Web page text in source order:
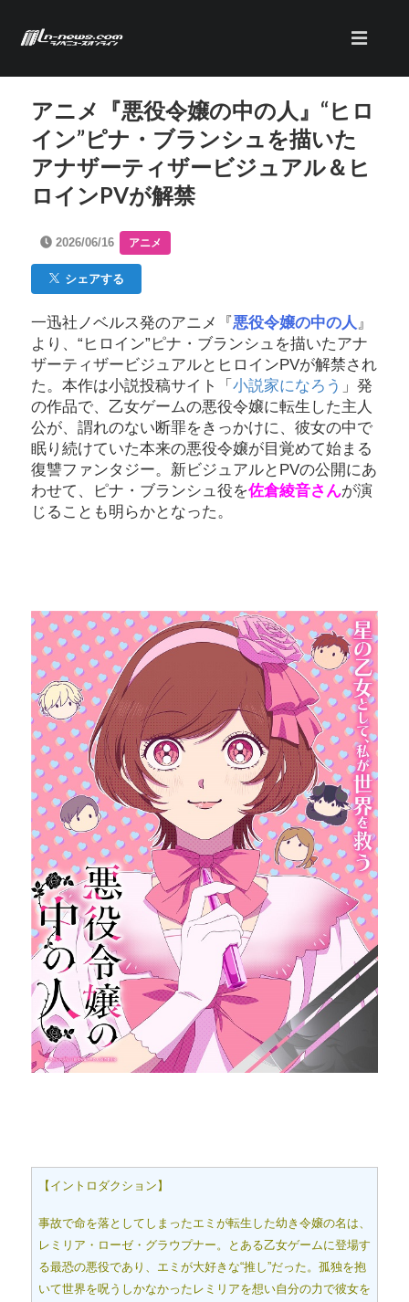
アニメ『悪役令嬢の中の人』“ヒロ
イン”ピナ・ブランシュを描いた
アナザーティザービジュアル＆ヒ
ロインPVが解禁
2026/06/16 アニメ
シェアする
一迅社ノベルス発のアニメ『 悪役令嬢の中の人』
より、“ヒロイン”ピナ・ブランシュを描いたアナ
ザーティザービジュアルとヒロインPVが解禁され
た。本作は小説投稿サイト「 小説家になろう 」発
の作品で、乙女ゲームの悪役令嬢に転生した主人
公が、謂れのない断罪をきっかけに、彼女の中で
眠り続けていた本来の悪役令嬢が目覚めて始まる
復讐ファンタジー。新ビジュアルとPVの公開にあ
わせて、ピナ・ブランシュ役を佐倉綾音さんが演
じることも明らかとなった。
【イントロダクション】
事故で命を落としてしまったエミが転生した幼き令嬢の名は、
レミリア・ローゼ・グラウプナー。とある乙女ゲームに登場す
る最恐の悪役であり、エミが大好きな“推し”だった。孤独を抱
いて世界を呪うしかなかったレミリアを想い自分の力で彼女を